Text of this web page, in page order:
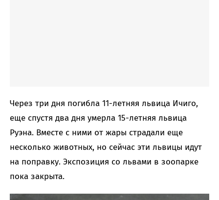
Через три дня погибла 11-летняя львица Ичиго,
еще спустя два дня умерла 15-летняя львица
Руэна. Вместе с ними от жары страдали еще
несколько животных, но сейчас эти львицы идут
на поправку. Экспозиция со львами в зоопарке
пока закрыта.